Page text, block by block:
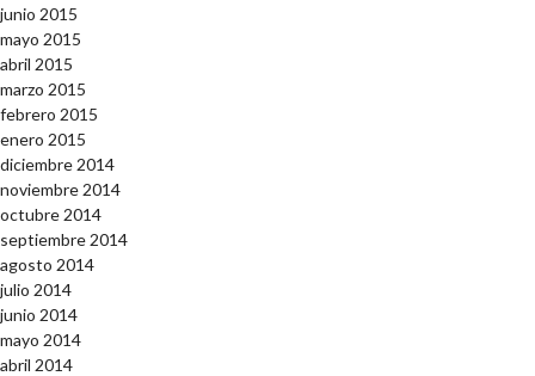
junio 2015
mayo 2015
abril 2015
marzo 2015
febrero 2015
enero 2015
diciembre 2014
noviembre 2014
octubre 2014
septiembre 2014
agosto 2014
julio 2014
junio 2014
mayo 2014
abril 2014